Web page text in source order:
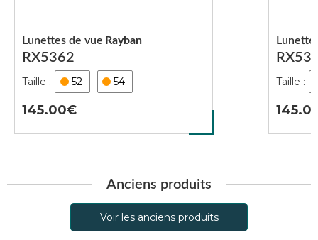
RX5362
Lunettes de vue Rayban
52 54
145.00
Anciens produits
Voir les anciens produits